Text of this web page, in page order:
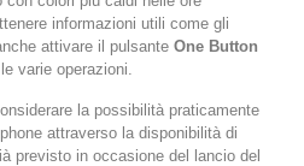
informazioni utili come gli
attivare il pulsante One Button
varie operazioni.
la possibilità praticamente
attraverso la disponibilità di
previsto in occasione del lancio del